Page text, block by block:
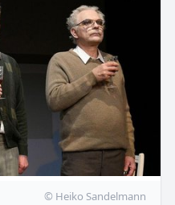
© Heiko Sandelmann